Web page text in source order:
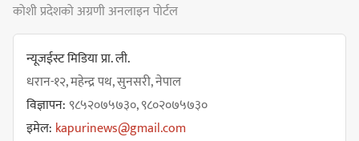
कावा प्रमुखको जिद्दीपनले बजेटमा
कोशी प्रदेशको अग्रणी अनलाइन पोर्टल
न्यूजईस्ट मिडिया प्रा. ली.
धरान-१२, महेन्द्र पथ, सुनसरी, नेपाल
विज्ञापन:९८५२०७५७३०, ९८०२०७५७३०
इमेल: kapurinews@gmail.com